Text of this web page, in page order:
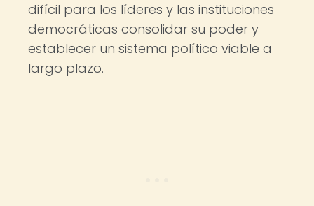
difícil para los líderes y las instituciones
democráticas consolidar su poder y
establecer un sistema político viable a
largo plazo.